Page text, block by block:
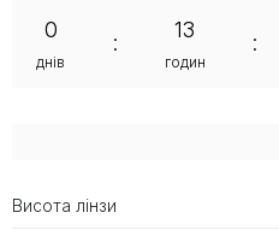
Висота лінзи
0
днів
:
13
годин
: